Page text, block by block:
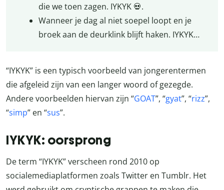
die we toen zagen. IYKYK 💀.
Wanneer je dag al niet soepel loopt en je
broek aan de deurklink blijft haken. IYKYK…
“IYKYK” is een typisch voorbeeld van jongerentermen
die afgeleid zijn van een langer woord of gezegde.
Andere voorbeelden hiervan zijn “GOAT”, “gyat”, “rizz”,
“simp” en “sus”.
IYKYK: oorsprong
De term “IYKYK” verscheen rond 2010 op
socialemediaplatformen zoals Twitter en Tumblr. Het